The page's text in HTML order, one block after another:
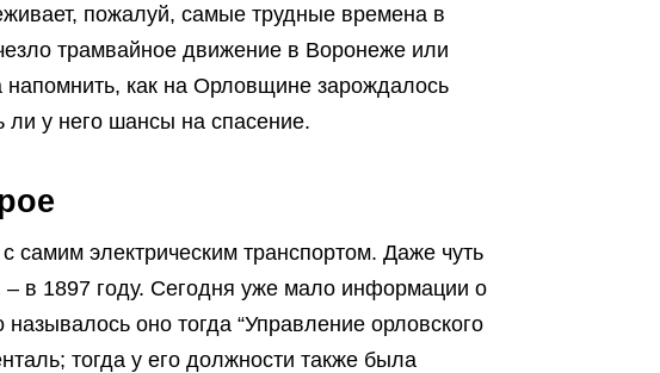
пожалуй, самые трудные времена в
трамвайное движение в Воронеже или
как на Орловщине зарождалось
ли у него шансы на спасение.
самим электрическим транспортом. Даже чуть
– в 1897 году. Сегодня уже мало информации о
оно тогда “Управление орловского
тогда у его должности также была